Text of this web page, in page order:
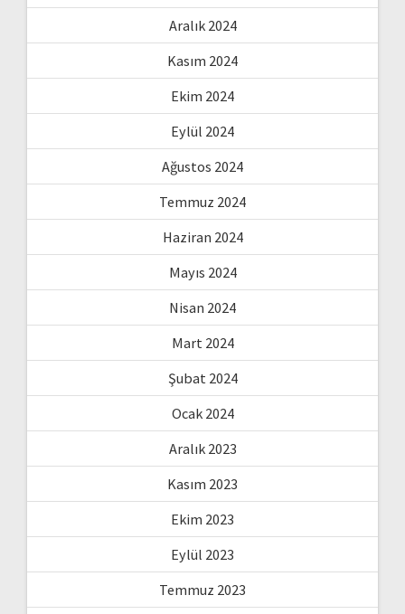
Aralık 2024
Kasım 2024
Ekim 2024
Eylül 2024
Ağustos 2024
Temmuz 2024
Haziran 2024
Mayıs 2024
Nisan 2024
Mart 2024
Şubat 2024
Ocak 2024
Aralık 2023
Kasım 2023
Ekim 2023
Eylül 2023
Temmuz 2023